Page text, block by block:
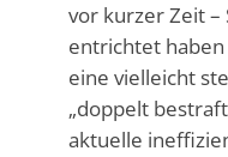
vor kurzer Zeit
entrichtet
eine vielleicht
„doppelt
aktuelle